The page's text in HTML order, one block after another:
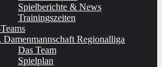
Spielberichte & News
Trainingszeiten
Damenmannschaft Regionalliga
Das Team
Spielplan